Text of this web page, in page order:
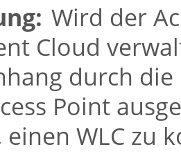
Wird der
Cloud
durch
Point
einen WLC zu